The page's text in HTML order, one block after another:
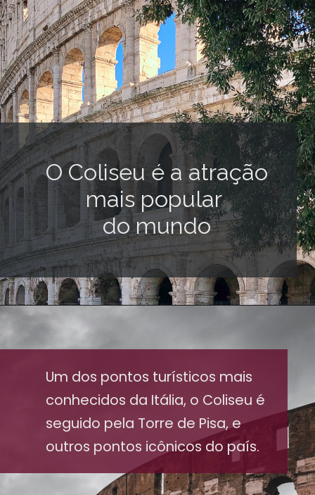
O Coliseu é a atração
mais popular
do mundo
Um dos pontos turísticos mais
conhecidos da Itália, o Coliseu é
seguido pela Torre de Pisa, e
outros pontos icônicos do país.